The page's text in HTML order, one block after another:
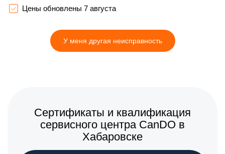
Ремонт клеммной коробки
керамической плиты
Ремонт чугунной конфорки
600 р
управления
Заказать
Замена конфорки с
1100 р
Замена чугунной конфорки Заказать
Цены обновлены 7 августа
У меня другая неисправность
Сертификаты и квалификация
сервисного центра CanDO в
Хабаровске